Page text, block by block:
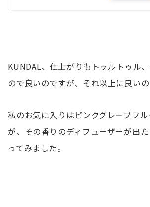
KUNDAL、仕上がりもトゥルトゥル
ので良いのですが、それ以上に良いの
私のお気に入りはピンクグレープフ
が、その香りのディフューザーが出
ってみました。